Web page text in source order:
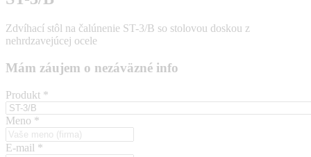
Zdvíhací stôl na čalúnenie ST-3/B so stolovou doskou z
nehrdzavejúcej ocele
Mám záujem o nezáväzné info
Produkt *
Meno *
E-mail *